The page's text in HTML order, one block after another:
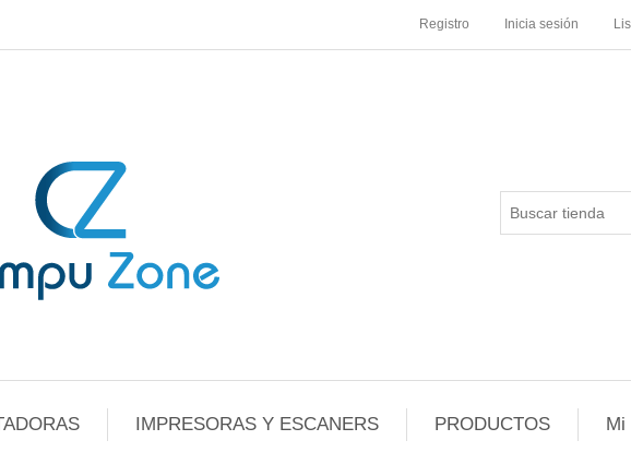
Registro Inicia sesión
IMPRESORAS Y ESCANERS PRODUCTOS Mi